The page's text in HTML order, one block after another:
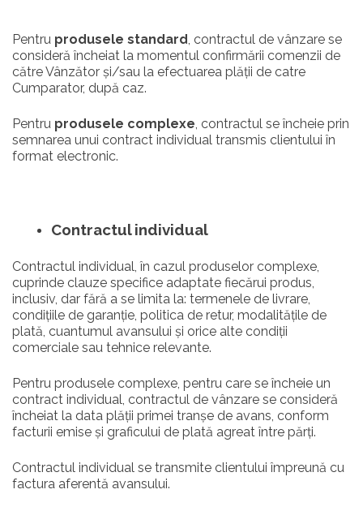
Pentru produsele standard, contractul de vânzare se
consideră încheiat la momentul confirmării comenzii de
către Vânzător și/sau la efectuarea plății de catre
Cumparator, după caz.
Pentru produsele complexe, contractul se încheie prin
semnarea unui contract individual transmis clientului în
format electronic.
Contractul individual
Contractul individual, în cazul produselor complexe,
cuprinde clauze specifice adaptate fiecărui produs,
inclusiv, dar fără a se limita la: termenele de livrare,
condițiile de garanție, politica de retur, modalitățile de
plată, cuantumul avansului și orice alte condiții
comerciale sau tehnice relevante.
Pentru produsele complexe, pentru care se încheie un
contract individual, contractul de vânzare se consideră
încheiat la data plății primei tranșe de avans, conform
facturii emise și graficului de plată agreat între părți.
Contractul individual se transmite clientului împreună cu
factura aferentă avansului.